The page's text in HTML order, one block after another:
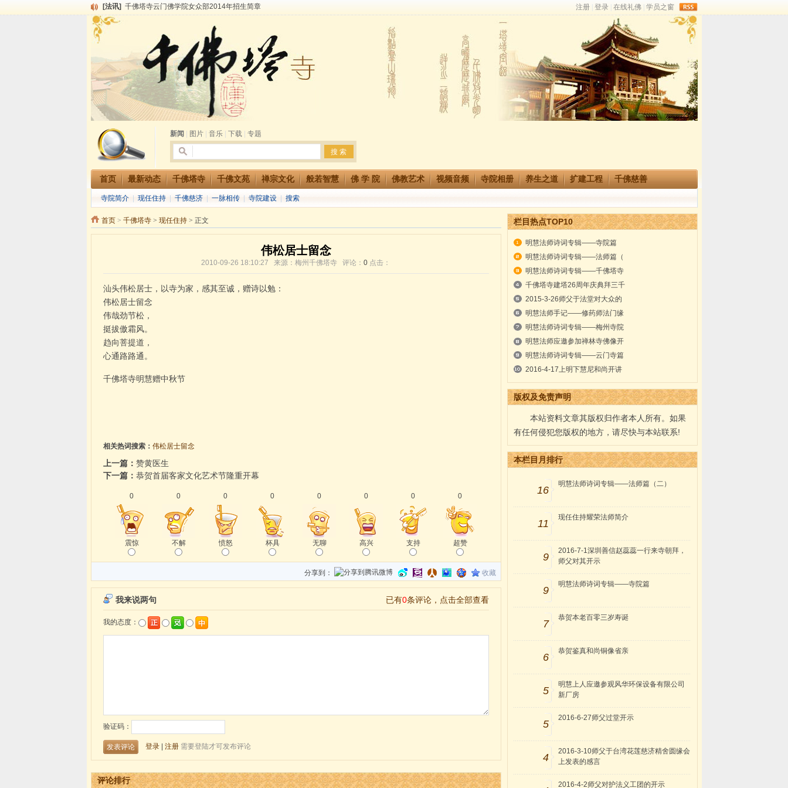
[法讯] 千佛塔寺云门佛学院女众部2014年招生简章
[法讯]
[法讯]
共赴华藏世界 进入最后七天倒计时 殊胜华严法会 快快同享富贵庄严海
千佛塔寺阅藏堂周末阅藏报名通知
[法讯]
清明节祭祖报恩地藏法会
[法讯] 本寺方丈上明下慧尼和尚开讲《六祖坛经》
[法讯]
2015-3-26师父于法堂对大众的开示
[法讯]
广东千佛塔寺云门佛学院女众部 2016年招生简章
[法讯]
恭请海涛法师莅临千佛塔寺弘法
[法讯] 2014年七月大法会 祈福息灾地藏七 冥阳两利普渡群蒙盂兰盆
新闻 图片| 音乐| 下载| 专题
首页 最新动态 千佛塔寺 千佛文苑 禅宗文化 般若智慧 佛 学 院 佛教艺术 视频音频 寺院相册 养生之道 扩建工程 千佛慈善
寺院简介 现任住持 千佛慈济 一脉相传 寺院建设 搜索
首页> 千佛塔寺> 现任住持> 正文
伟松居士留念
2010-09-26 18:10:27 来源：梅州千佛塔寺 评论： 0 点击：
汕头伟松居士，以寺为家，感其至诚，赠诗以勉：
伟松居士留念
伟哉劲节松，
挺拔傲霜风。
趋向菩提道，
心通路路通。
千佛塔寺明慧赠中秋节
相关热词搜索： 伟松居士留念
上一篇： 赞黄医生
下一篇： 恭贺首届客家文化艺术节隆重开幕
0
震惊
0
不解
0
愤怒
0
杯具
0
无聊
0
高兴
0
支持
0
超赞
分享到： 收藏
评论排行
栏目热点TOP10
明慧法师诗词专辑——寺院篇
明慧法师诗词专辑——法师篇（
明慧法师诗词专辑——千佛塔寺
千佛塔寺建塔26周年庆典拜三千
2015-3-26师父于法堂对大众的
明慧法师手记——修药师法门缘
明慧法师诗词专辑——梅州寺院
明慧法师应邀参加禅林寺佛像开
明慧法师诗词专辑——云门寺篇
2016-4-17上明下慧尼和尚开讲
版权及免责声明
本站资料文章其版权归作者本人所有。如果
有任何侵犯您版权的地方，请尽快与本站联系!
本栏目月排行
16
明慧法师诗词专辑——法师篇（二）
11
现任住持耀荣法师简介
9
2016-7-1深圳善信赵蕊蕊一行来寺朝拜，
师父对其开示
9
明慧法师诗词专辑——寺院篇
7
恭贺本老百零三岁寿诞
6
恭贺鉴真和尚铜像省亲
5
明慧上人应邀参观风华环保设备有限公司
新厂房
5
2016-6-27师父过堂开示
4
2016-3-10师父于台湾花莲慈济精舍圆缘会
上发表的感言
2016-4-2师父对护法义工团的开示